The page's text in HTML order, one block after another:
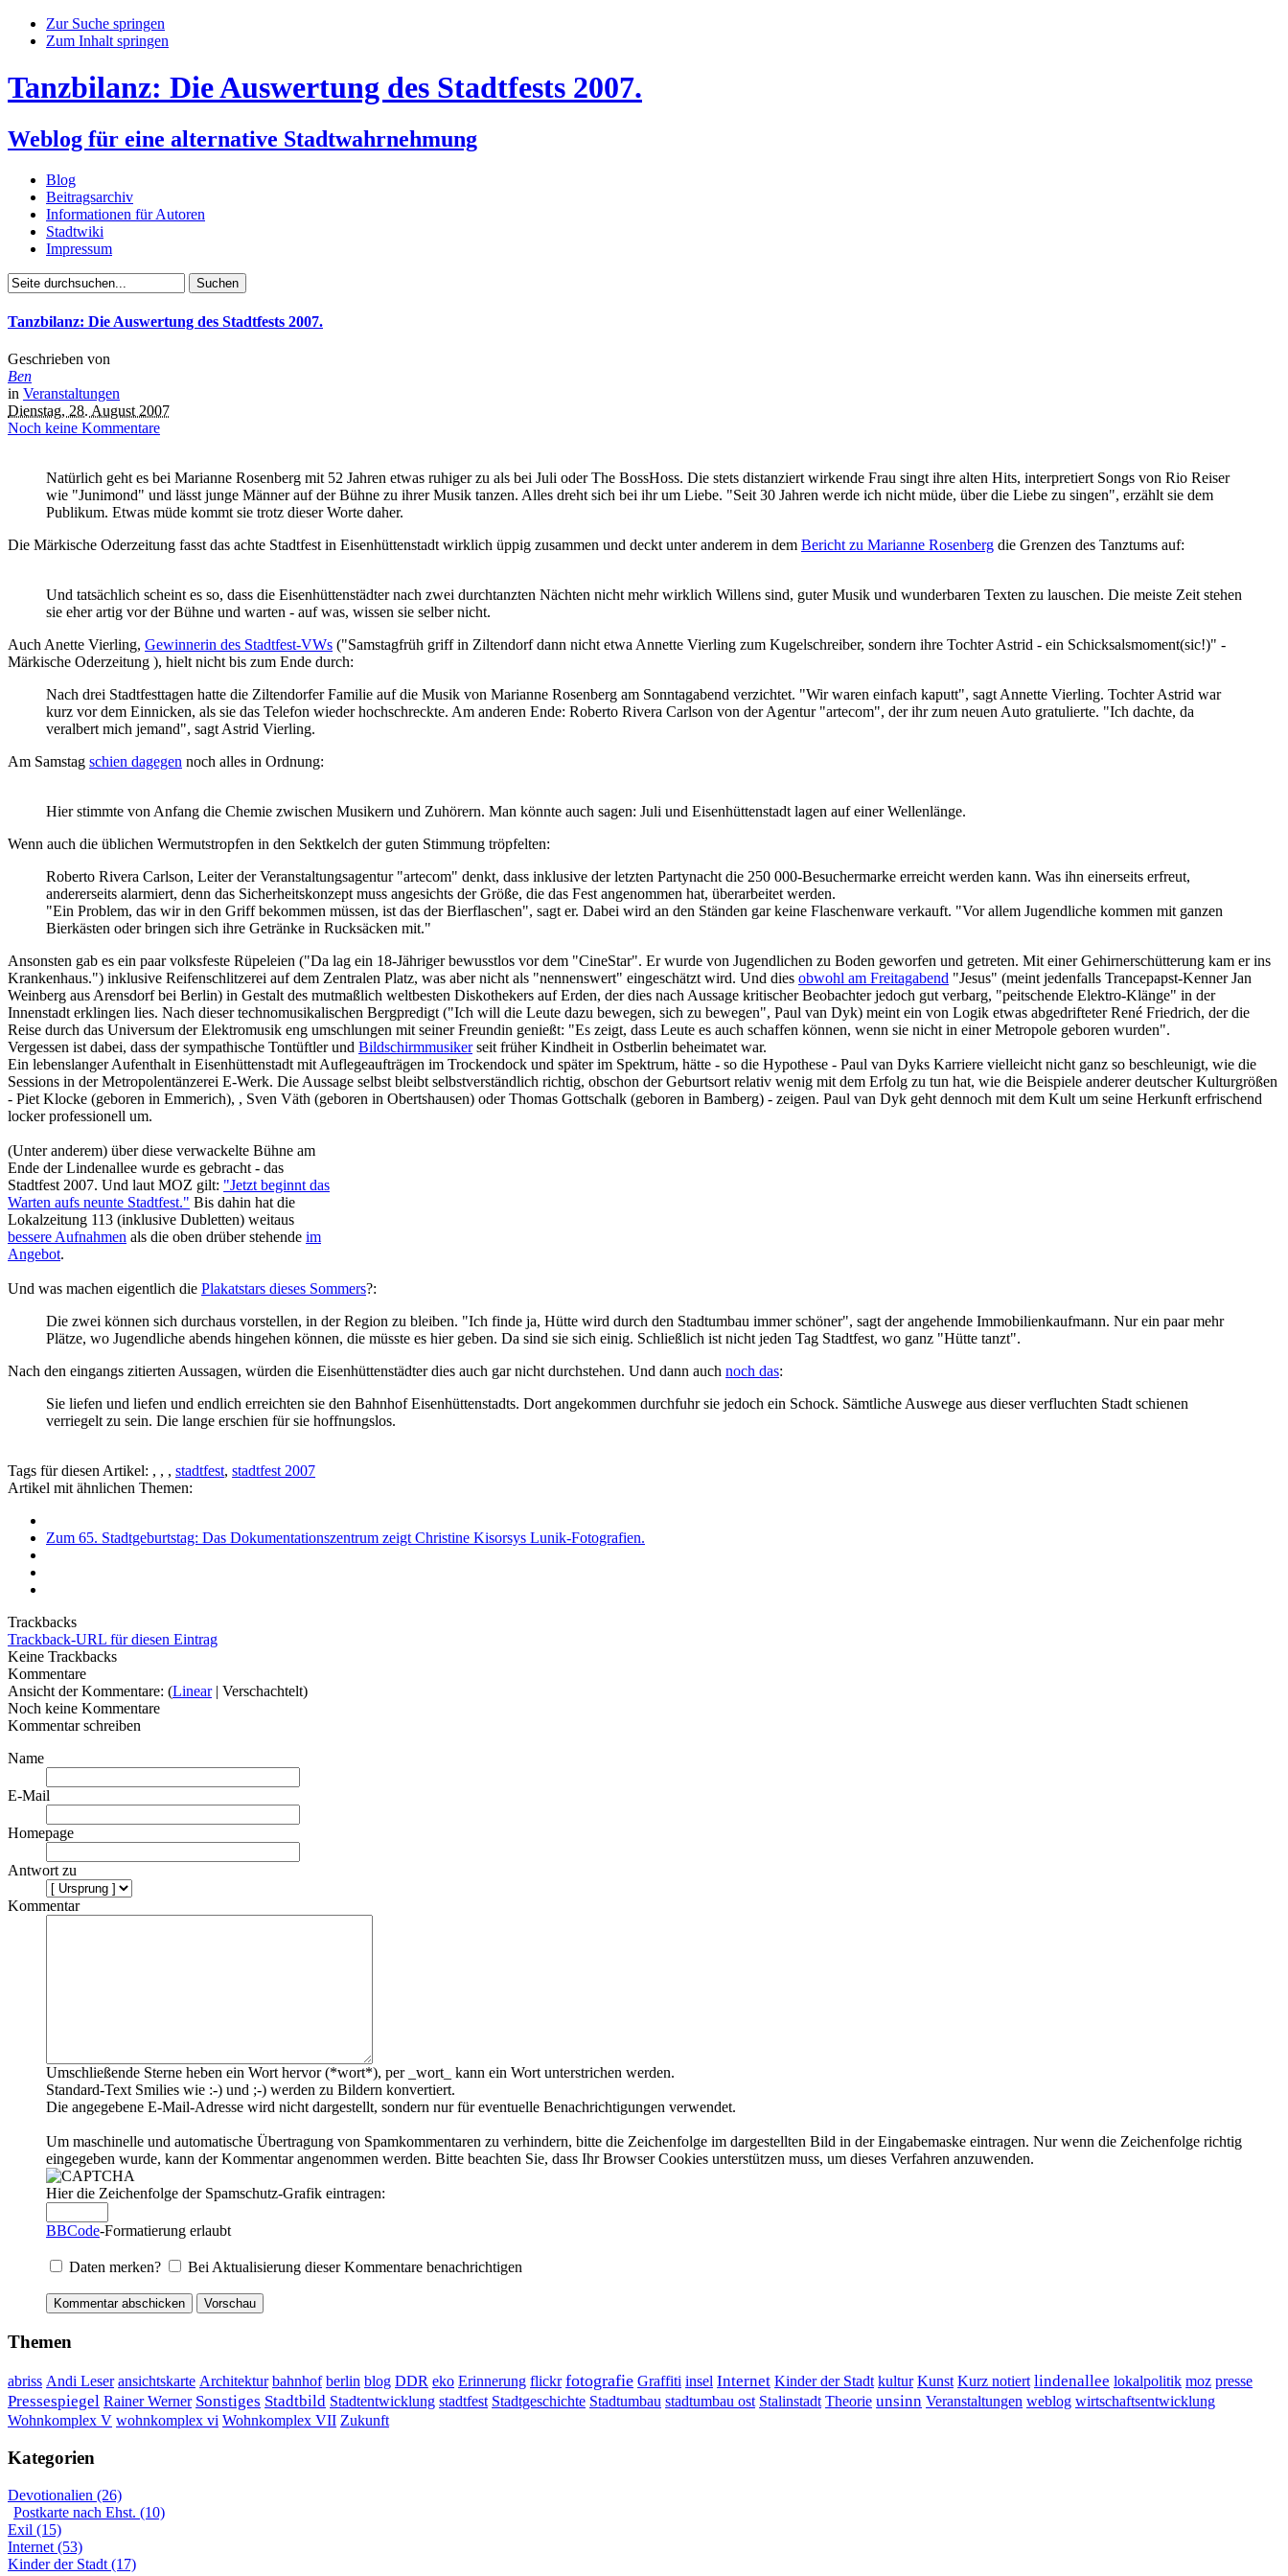
Zur Suche springen
Zum Inhalt springen
Tanzbilanz: Die Auswertung des Stadtfests 2007.
Weblog für eine alternative Stadtwahrnehmung
Blog
Beitragsarchiv
Informationen für Autoren
Stadtwiki
Impressum
Tanzbilanz: Die Auswertung des Stadtfests 2007.
Geschrieben von
Ben
in Veranstaltungen
Dienstag, 28. August 2007
Noch keine Kommentare
Natürlich geht es bei Marianne Rosenberg mit 52 Jahren etwas ruhiger zu als bei Juli oder The BossHoss. Die stets distanziert wirkende Frau singt ihre alten Hits, interpretiert Songs von Rio Reiser
wie "Junimond" und lässt junge Männer auf der Bühne zu ihrer Musik tanzen. Alles dreht sich bei ihr um Liebe. "Seit 30 Jahren werde ich nicht müde, über die Liebe zu singen", erzählt sie dem
Publikum. Etwas müde kommt sie trotz dieser Worte daher.
Die Märkische Oderzeitung fasst das achte Stadtfest in Eisenhüttenstadt wirklich üppig zusammen und deckt unter anderem in dem Bericht zu Marianne Rosenberg die Grenzen des Tanztums auf:
Und tatsächlich scheint es so, dass die Eisenhüttenstädter nach zwei durchtanzten Nächten nicht mehr wirklich Willens sind, guter Musik und wunderbaren Texten zu lauschen. Die meiste Zeit stehen
sie eher artig vor der Bühne und warten - auf was, wissen sie selber nicht.
Auch Anette Vierling, Gewinnerin des Stadtfest-VWs ("Samstagfrüh griff in Ziltendorf dann nicht etwa Annette Vierling zum Kugelschreiber, sondern ihre Tochter Astrid - ein Schicksalsmoment(sic!)" -
Märkische Oderzeitung ), hielt nicht bis zum Ende durch:
Nach drei Stadtfesttagen hatte die Ziltendorfer Familie auf die Musik von Marianne Rosenberg am Sonntagabend verzichtet. "Wir waren einfach kaputt", sagt Annette Vierling. Tochter Astrid war
kurz vor dem Einnicken, als sie das Telefon wieder hochschreckte. Am anderen Ende: Roberto Rivera Carlson von der Agentur "artecom", der ihr zum neuen Auto gratulierte. "Ich dachte, da
veralbert mich jemand", sagt Astrid Vierling.
Am Samstag schien dagegen noch alles in Ordnung:
Hier stimmte von Anfang die Chemie zwischen Musikern und Zuhörern. Man könnte auch sagen: Juli und Eisenhüttenstadt lagen auf einer Wellenlänge.
Wenn auch die üblichen Wermutstropfen in den Sektkelch der guten Stimmung tröpfelten:
Roberto Rivera Carlson, Leiter der Veranstaltungsagentur "artecom" denkt, dass inklusive der letzten Partynacht die 250 000-Besuchermarke erreicht werden kann. Was ihn einerseits erfreut,
andererseits alarmiert, denn das Sicherheitskonzept muss angesichts der Größe, die das Fest angenommen hat, überarbeitet werden.
"Ein Problem, das wir in den Griff bekommen müssen, ist das der Bierflaschen", sagt er. Dabei wird an den Ständen gar keine Flaschenware verkauft. "Vor allem Jugendliche kommen mit ganzen
Bierkästen oder bringen sich ihre Getränke in Rucksäcken mit."
Ansonsten gab es ein paar volksfeste Rüpeleien ("Da lag ein 18-Jähriger bewusstlos vor dem "CineStar". Er wurde von Jugendlichen zu Boden geworfen und getreten. Mit einer Gehirnerschütterung kam er ins
Krankenhaus.") inklusive Reifenschlitzerei auf dem Zentralen Platz, was aber nicht als "nennenswert" eingeschätzt wird. Und dies obwohl am Freitagabend "Jesus" (meint jedenfalls Trancepapst-Kenner Jan
Weinberg aus Arensdorf bei Berlin) in Gestalt des mutmaßlich weltbesten Diskothekers auf Erden, der dies nach Aussage kritischer Beobachter jedoch gut verbarg, "peitschende Elektro-Klänge" in der
Innenstadt erklingen lies. Nach dieser technomusikalischen Bergpredigt ("Ich will die Leute dazu bewegen, sich zu bewegen", Paul van Dyk) meint ein von Logik etwas abgedrifteter René Friedrich, der die
Reise durch das Universum der Elektromusik eng umschlungen mit seiner Freundin genießt: "Es zeigt, dass Leute es auch schaffen können, wenn sie nicht in einer Metropole geboren wurden".
Vergessen ist dabei, dass der sympathische Tontüftler und Bildschirmmusikerseit früher Kindheit in Ostberlin beheimatet war.
Ein lebenslanger Aufenthalt in Eisenhüttenstadt mit Auflegeaufträgen im Trockendock und später im Spektrum, hätte - so die Hypothese - Paul van Dyks Karriere vielleicht nicht ganz so beschleunigt, wie die
Sessions in der Metropolentänzerei E-Werk. Die Aussage selbst bleibt selbstverständlich richtig, obschon der Geburtsort relativ wenig mit dem Erfolg zu tun hat, wie die Beispiele anderer deutscher Kulturgrößen
- Piet Klocke (geboren in Emmerich), , Sven Väth (geboren in Obertshausen) oder Thomas Gottschalk (geboren in Bamberg) - zeigen. Paul van Dyk geht dennoch mit dem Kult um seine Herkunft erfrischend
locker professionell um.
(Unter anderem) über diese verwackelte Bühne am
Ende der Lindenallee wurde es gebracht - das
Stadtfest 2007. Und laut MOZ gilt: "Jetzt beginnt das
Warten aufs neunte Stadtfest." Bis dahin hat die
Lokalzeitung 113 (inklusive Dubletten) weitaus
bessere Aufnahmen als die oben drüber stehende im
Angebot.
Und was machen eigentlich die Plakatstars dieses Sommers?:
Die zwei können sich durchaus vorstellen, in der Region zu bleiben. "Ich finde ja, Hütte wird durch den Stadtumbau immer schöner", sagt der angehende Immobilienkaufmann. Nur ein paar mehr
Plätze, wo Jugendliche abends hingehen können, die müsste es hier geben. Da sind sie sich einig. Schließlich ist nicht jeden Tag Stadtfest, wo ganz "Hütte tanzt".
Nach den eingangs zitierten Aussagen, würden die Eisenhüttenstädter dies auch gar nicht durchstehen. Und dann auch noch das:
Sie liefen und liefen und endlich erreichten sie den Bahnhof Eisenhüttenstadts. Dort angekommen durchfuhr sie jedoch ein Schock. Sämtliche Auswege aus dieser verfluchten Stadt schienen
verriegelt zu sein. Die lange erschien für sie hoffnungslos.
Tags für diesen Artikel: , , , stadtfest, stadtfest 2007
Artikel mit ähnlichen Themen:
Zum 65. Stadtgeburtstag: Das Dokumentationszentrum zeigt Christine Kisorsys Lunik-Fotografien.
Trackbacks
Trackback-URL für diesen Eintrag
Keine Trackbacks
Kommentare
Ansicht der Kommentare: (Linear| Verschachtelt)
Noch keine Kommentare
Kommentar schreiben
Name
E-Mail
Homepage
Antwort zu
Kommentar
Umschließende Sterne heben ein Wort hervor (*wort*), per _wort_ kann ein Wort unterstrichen werden.
Standard-Text Smilies wie :-) und ;-) werden zu Bildern konvertiert.
Die angegebene E-Mail-Adresse wird nicht dargestellt, sondern nur für eventuelle Benachrichtigungen verwendet.
Um maschinelle und automatische Übertragung von Spamkommentaren zu verhindern, bitte die Zeichenfolge im dargestellten Bild in der Eingabemaske eintragen. Nur wenn die Zeichenfolge richtig
eingegeben wurde, kann der Kommentar angenommen werden. Bitte beachten Sie, dass Ihr Browser Cookies unterstützen muss, um dieses Verfahren anzuwenden.
Hier die Zeichenfolge der Spamschutz-Grafik eintragen:
BBCode-Formatierung erlaubt
Daten merken? Bei Aktualisierung dieser Kommentare benachrichtigen
Themen
abriss Andi Leser ansichtskarte Architektur bahnhof berlin blog DDR eko Erinnerung flickr fotografie Graffiti insel Internet Kinder der Stadt kultur Kunst Kurz notiert lindenallee lokalpolitik moz presse
Pressespiegel Rainer Werner Sonstiges Stadtbild Stadtentwicklung stadtfest Stadtgeschichte Stadtumbau stadtumbau ost Stalinstadt Theorie unsinn Veranstaltungen weblog wirtschaftsentwicklung
Wohnkomplex V wohnkomplex vi Wohnkomplex VII Zukunft
Kategorien
Devotionalien (26)
Postkarte nach Ehst. (10)
Exil (15)
Internet (53)
Kinder der Stadt (17)